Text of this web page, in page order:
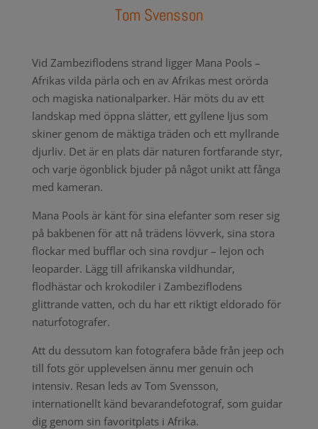
Tom Svensson
Vid Zambeziflodens strand ligger Mana Pools –
Afrikas vilda pärla och en av Afrikas mest orörda
och magiska nationalparker. Här möts du av ett
landskap med öppna slätter, ett gyllene ljus som
skiner genom de mäktiga träden och ett myllrande
djurliv. Det är en plats där naturen fortfarande styr,
och varje ögonblick bjuder på något unikt att fånga
med kameran.
Mana Pools är känt för sina elefanter som reser sig
på bakbenen för att nå trädens lövverk, sina stora
flockar med bufflar och sina rovdjur – lejon och
leoparder. Lägg till afrikanska vildhundar,
flodhästar och krokodiler i Zambeziflodens
glittrande vatten, och du har ett riktigt eldorado för
naturfotografer.
Att du dessutom kan fotografera både från jeep och
till fots gör upplevelsen ännu mer genuin och
intensiv. Resan leds av Tom Svensson,
internationellt känd bevarandefotograf, som guidar
dig genom sin favoritplats i Afrika.